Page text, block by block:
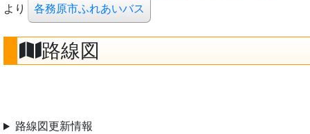
より
各務原市ふれあいバス
路線図
路線図更新情報